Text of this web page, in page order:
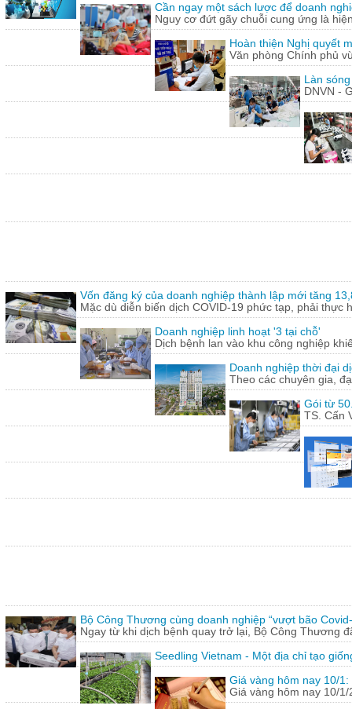
Cần ngay một sách lược để doanh
Nguy cơ đứt gãy chuỗi cung ứng là
Hoàn thiện Nghị quyết
Văn phòng Chính phủ
Làn
DNVN -
Vốn đăng ký của doanh nghiệp thành lập mới tăng
Mặc dù diễn biến dịch COVID-19 phức tạp, phải thực
Doanh nghiệp linh hoạt '3 tại chỗ'
Dịch bệnh lan vào khu công nghiệp
Doanh nghiệp thời đại
Theo các chuyên gia,
Gói từ
TS. Cấn
Bộ Công Thương cùng doanh nghiệp “vượt bão
Ngay từ khi dịch bệnh quay trở lại, Bộ Công Thương
Seedling Vietnam - Một địa chỉ tạo
Giá vàng hôm nay 10/
Giá vàng hôm nay 10/